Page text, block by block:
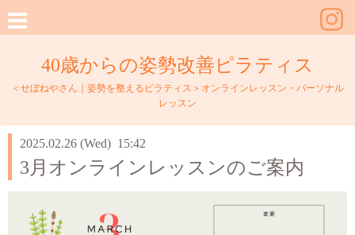
40歳からの姿勢改善ピラティス
＜せぼねやさん｜姿勢を整えるピラティス＞オンラインレッスン・パーソナル
レッスン
2025.02.26 (Wed) 15:42
3月オンラインレッスンのご案内